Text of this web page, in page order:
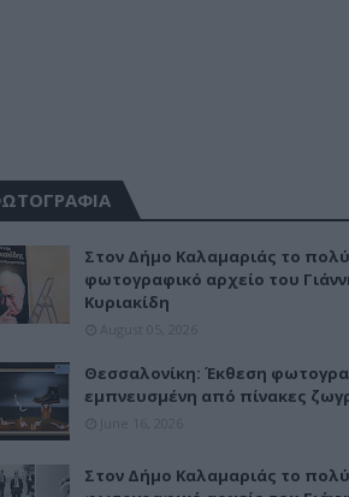
Στον Δήμο Καλαμαριάς το
φωτογραφικό αρχείο του
Κυριακίδη
Θεσσαλονίκη: Έκθεση
εμπνευσμένη από πίνακες
Στον Δήμο Καλαμαριάς το